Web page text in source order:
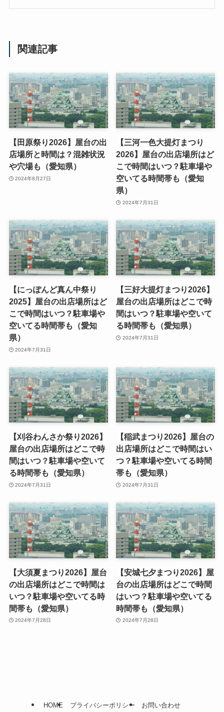
関連記事
【田原祭り2026】屋台の出
店場所と時間は？混雑状況
や穴場も（愛知県）
2024年8月27日
【三河一色大提灯まつり
2026】屋台の出店場所はど
こで時間はいつ？駐車場や
空いてる時間帯も（愛知
県）
2024年7月31日
【にっぽんど真ん中祭り
2025】屋台の出店場所はど
こで時間はいつ？駐車場や
空いてる時間帯も（愛知
県）
2024年7月31日
【三好大提灯まつり2026】
屋台の出店場所はどこで時
間はいつ？駐車場や空いて
る時間帯も（愛知県）
2024年7月31日
【刈谷わんさか祭り2026】
屋台の出店場所はどこで時
間はいつ？駐車場や空いて
る時間帯も（愛知県）
2024年7月31日
【稲武まつり2026】屋台の
出店場所はどこで時間はい
つ？駐車場や空いてる時間
帯も（愛知県）
2024年7月31日
【大須夏まつり2026】屋台
の出店場所はどこで時間は
いつ？駐車場や空いてる時
間帯も（愛知県）
2024年7月28日
【安城七夕まつり2026】屋
台の出店場所はどこで時間
はいつ？駐車場や空いてる
時間帯も（愛知県）
2024年7月28日
HOME プライバシーポリシー お問い合わせ